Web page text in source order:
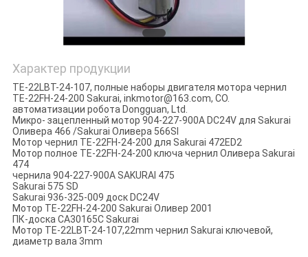
Характер продукции
TE-22LBT-24-107, полные наборы двигателя мотора чернил
TE-22FH-24-200 Sakurai, inkmotor@163.com, CO.
автоматизации робота Dongguan, Ltd.
Микро- зацепленный мотор 904-227-900A DC24V для Sakurai
Оливера 466 /Sakurai Оливера 566SI
Мотор чернил TE-22FH-24-200 для Sakurai 472ED2
Мотор полное TE-22FH-24-200 ключа чернил Оливера Sakurai
474
чернила 904-227-900A SAKURAI 475
Sakurai 575 SD
Sakurai 936-325-009 доск DC24V
Мотор TE-22FH-24-200 Sakurai Оливер 2001
ПК-доска CA30165C Sakurai
Мотор TE-22LBT-24-107,22mm чернил Sakurai ключевой,
диаметр вала 3mm